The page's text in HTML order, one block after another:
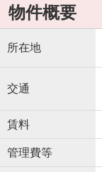
物件概要
所在地
交通
賃料
管理費等